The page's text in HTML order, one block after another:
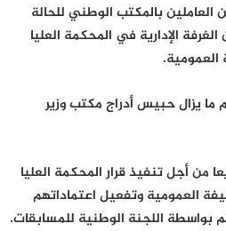
بالمكتب الوطني للحالة
الإدارية في المحكمة العليا
يزال حبيس أدراج مكتب وزير
من أجل تنفيذ قرار المحكمة العليا
العمومية وتفعيل اعتماداتهم
بواسطة اللجنة الوطنية للمسابقات.